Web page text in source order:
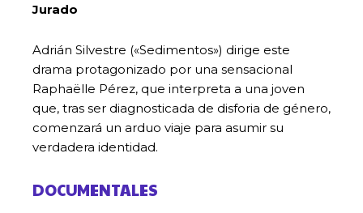
Jurado
Adrián Silvestre («Sedimentos») dirige este
drama protagonizado por una sensacional
Raphaëlle Pérez, que interpreta a una joven
que, tras ser diagnosticada de disforia de género,
comenzará un arduo viaje para asumir su
verdadera identidad.
DOCUMENTALES